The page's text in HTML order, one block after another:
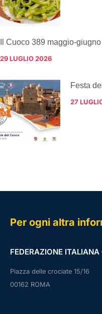
Il Cuoco 389 maggio-
29 LUGLIO 2026
Festa
27
Per ogni altra
FEDERAZIONE ITALIANA
Piazza delle crociate 15/16
00162 ROMA